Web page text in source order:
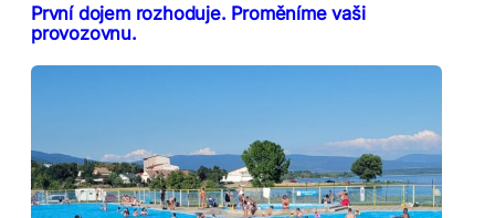
První dojem rozhoduje. Proměníme vaši
provozovnu.